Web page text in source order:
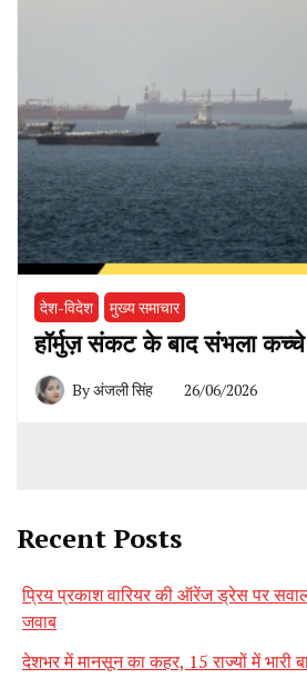
देश-विदेश मुख्य समाचार
हॉर्मुज़ संकट के बाद संभला
Byअंजली सिंह 26/06/2026
Recent Posts
प्रिय प्रकाश वारियर की ऑरेंज ड्रेस पर
जवाब
देशभर में मानसून का कहर, 15 राज्यों में भारी